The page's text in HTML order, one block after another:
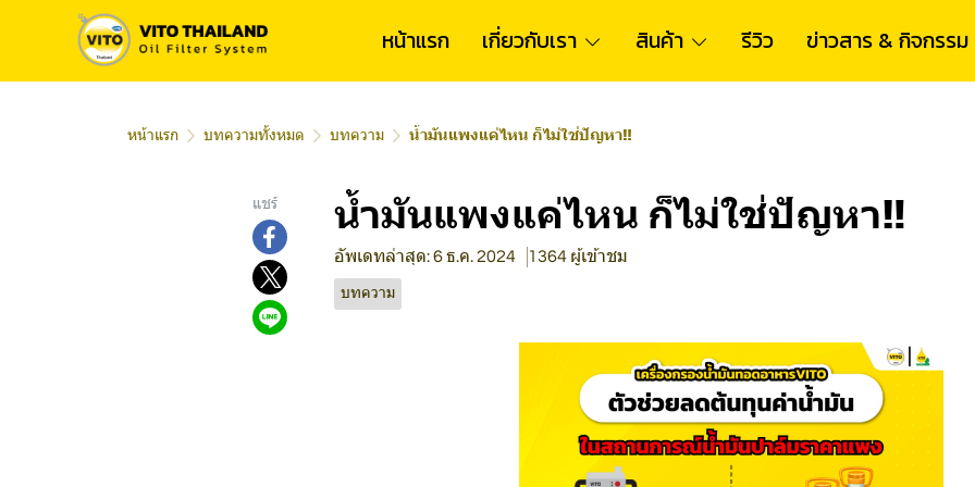
หน้าแรก เกี่ยวกับเรา สินค้า รีวิว ข่าวสาร & กิจกรรม
หน้าแรก บทความทั้งหมด บทความ น้ำมันแพงแค่ไหน ก็ไม่ใช่ปัญหา‼
แชร์ น้ำมันแพงแค่ไหน ก็ไม่ใช่ปัญหา‼
อัพเดทล่าสุด: 6 ธ.ค. 2024 1364 ผู้เข้าชม
บทความ